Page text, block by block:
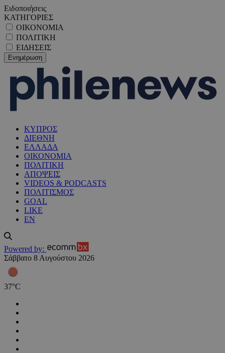
Ειδοποιήσεις
ΚΑΤΗΓΟΡΙΕΣ
ΟΙΚΟΝΟΜΙΑ
ΠΟΛΙΤΙΚΗ
ΕΙΔΗΣΕΙΣ
ΚΥΠΡΟΣ
ΔΙΕΘΝΗ
ΕΛΛΑΔΑ
ΟΙΚΟΝΟΜΙΑ
ΠΟΛΙΤΙΚΗ
ΑΠΟΨΕΙΣ
VIDEOS & PODCASTS
ΠΟΛΙΤΙΣΜΟΣ
GOAL
LIKE
EN
Powered by:
Σάββατο 8 Αυγούστου 2026
37°C